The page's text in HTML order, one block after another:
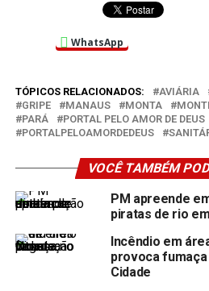
WhatsApp
TÓPICOS RELACIONADOS: AVIÁRIA
GRIPE
MANAUS MONTA
PARÁ
PORTAL PELO AMOR DE DEUS
PORTALPELOAMORDEDEUS
VOCÊ TAMBÉM
PM apreende
piratas de rio
Incêndio em
provoca
Cidade